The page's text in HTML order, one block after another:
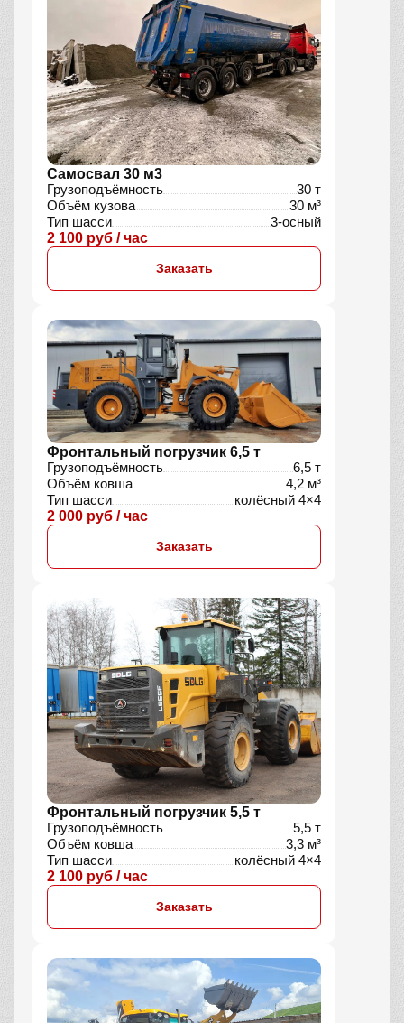
Самосвал 30 м3
Грузоподъёмность
30 т
Объём кузова
30 м³
Тип шасси
3-осный
2 100 руб / час
Заказать
Фронтальный погрузчик 6,5 т
Грузоподъёмность
6,5 т
Объём ковша
4,2 м³
Тип шасси
колёсный 4×4
2 000 руб / час
Заказать
Фронтальный погрузчик 5,5 т
Грузоподъёмность
5,5 т
Объём ковша
3,3 м³
Тип шасси
колёсный 4×4
2 100 руб / час
Заказать